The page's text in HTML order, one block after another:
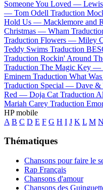
Someone You Loved —
— Tom Odell Traduction
Hold Us — Macklemore and
Christmas — Wham
Traduction Flowers — Miley
Teddy Swims Traduction
Traduction Rockin' Around
Traduction The Magic Key —
Eminem Traduction What
Traduction Special — Dave &
Red — Doja Cat Traduction
Mariah Carey Traduction
HP mobile
A B C D E F G H I J K L M N
Thématiques
Chansons pour faire le
Rap Français
Chansons d'amour
Chansons des